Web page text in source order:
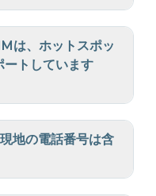
は、ホットスポッ
ートしています
地の電話番号は含